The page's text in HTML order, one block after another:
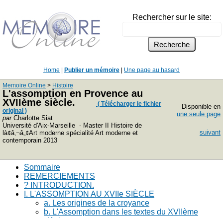
Rechercher sur le site:
Home Publier un mémoire Une page au hasard
Memoire Online > Histoire
L'assomption en Provence au
XVIIème siècle.
( Télécharger le fichier
original )
parCharlotte Siat
Université d'Aix-Marseille - Master II Histoire de
là¢â‚¬â„¢Art moderne spécialité Art moderne et
contemporain 2013
Disponible en
une seule page
suivant
Sommaire
REMERCIEMENTS
? INTRODUCTION.
I. L'ASSOMPTION AU XVIIe SIÈCLE
a. Les origines de la croyance
b. L'Assomption dans les textes du XVIIème